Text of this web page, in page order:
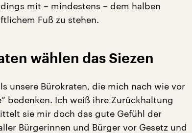
mit – mindestens – dem halben
Fuß zu stehen.
wählen das Siezen
unsere Bürokraten, die mich nach wie vor
bedenken. Ich weiß ihre Zurückhaltung
sie mir doch das gute Gefühl der
Bürgerinnen und Bürger vor Gesetz und